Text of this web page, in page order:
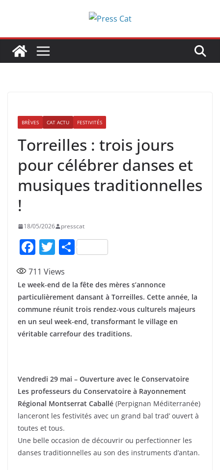
BRÈVES CAT ACTU FESTIVITÉS
Torreilles : trois jours
pour célébrer danses et
musiques traditionnelles
!
18/05/2026 presscat
F
c
e
b
o
o
T
itt
er
P
ta
g
er
711 Views
Le week‑end de la fête des mères s’annonce
particulièrement dansant à Torreilles. Cette année, la
commune réunit trois rendez‑vous culturels majeurs
en un seul week‑end, transformant le village en
véritable carrefour des traditions.
Vendredi 29 mai – Ouverture avec le Conservatoire
Les professeurs du Conservatoire à Rayonnement
Régional Montserrat Caballé (Perpignan Méditerranée)
lanceront les festivités avec un grand bal trad’ ouvert à
toutes et tous.
Une belle occasion de découvrir ou perfectionner les
danses traditionnelles au son des instruments d’antan.